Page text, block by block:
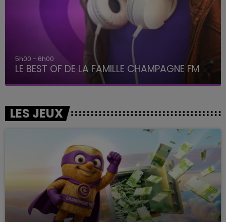
5h00 - 6h00
LE BEST OF DE LA FAMILLE CHAMPAGNE FM
LES JEUX